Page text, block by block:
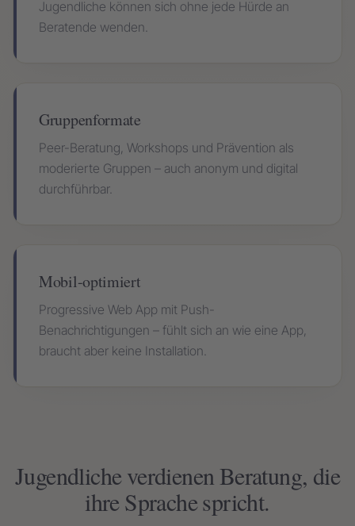
Jugendliche können sich ohne jede Hürde an
Beratende wenden.
Gruppenformate
Peer-Beratung, Workshops und Prävention als
moderierte Gruppen – auch anonym und digital
durchführbar.
Mobil-optimiert
Progressive Web App mit Push-
Benachrichtigungen – fühlt sich an wie eine App,
braucht aber keine Installation.
Jugendliche verdienen Beratung, die
ihre Sprache spricht.